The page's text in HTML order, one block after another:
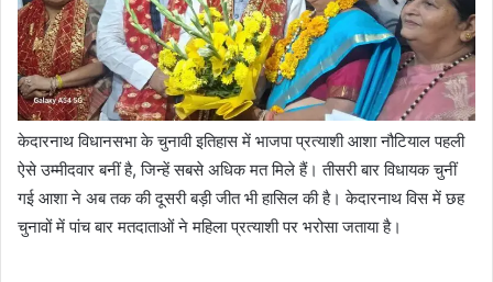
केदारनाथ विधानसभा के चुनावी इतिहास में भाजपा प्रत्याशी आशा नौटियाल पहली
ऐसे उम्मीदवार बनीं है, जिन्हें सबसे अधिक मत मिले हैं। तीसरी बार विधायक चुनीं
गई आशा ने अब तक की दूसरी बड़ी जीत भी हासिल की है। केदारनाथ विस में छह
चुनावों में पांच बार मतदाताओं ने महिला प्रत्याशी पर भरोसा जताया है।